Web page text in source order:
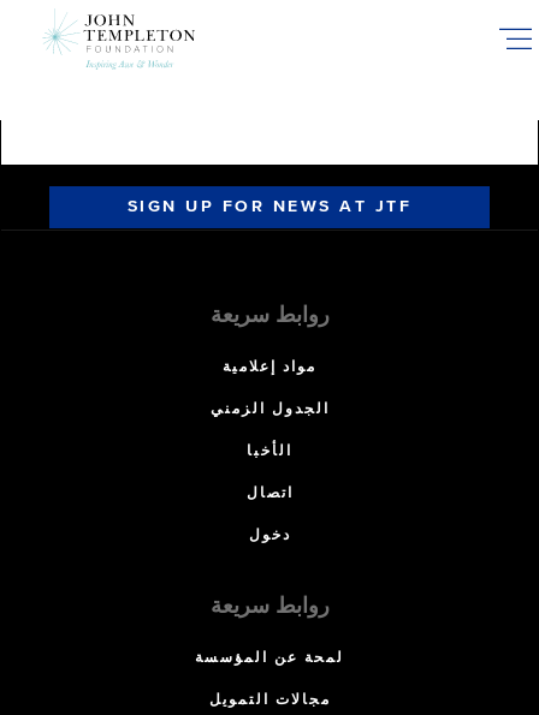
SIGN UP FOR NEWS AT JTF
روابط سريعة
مواد إعلامية
الجدول الزمني
الأخبا
اتصال
دخول
روابط سريعة
لمحة عن المؤسسة
مجالات التمويل